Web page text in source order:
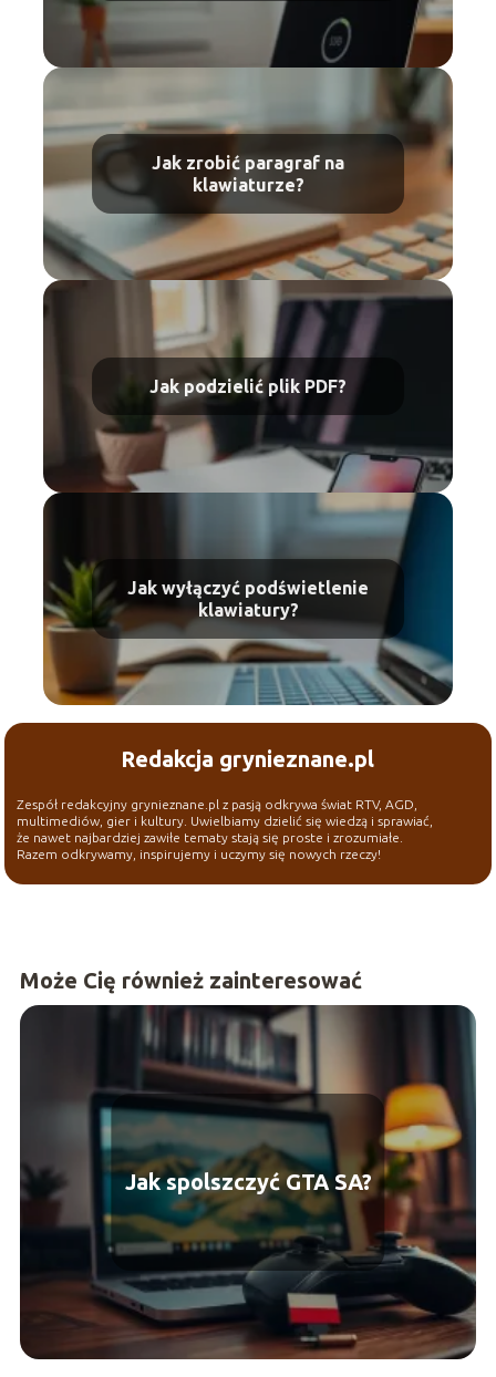
Jak zrobić paragraf na
klawiaturze?
Jak podzielić plik PDF?
Jak wyłączyć podświetlenie
klawiatury?
Redakcja grynieznane.pl
Zespół redakcyjny grynieznane.pl z pasją odkrywa świat RTV, AGD,
multimediów, gier i kultury. Uwielbiamy dzielić się wiedzą i sprawiać,
że nawet najbardziej zawiłe tematy stają się proste i zrozumiałe.
Razem odkrywamy, inspirujemy i uczymy się nowych rzeczy!
Może Cię również zainteresować
Jak spolszczyć GTA SA?